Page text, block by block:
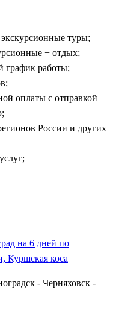
престижной
Куршская
и объектом
. Это узкая песчаная
по косе включает
белые
Танцующему лесу
на одну из старейших в
страны,
(бывший Пиллау). Этот
оставался закрытой
туры;
+ отдых;
график работы;
оплаты с отправкой
России и других
на 6 дней по
Куршская коса
- Черняховск -